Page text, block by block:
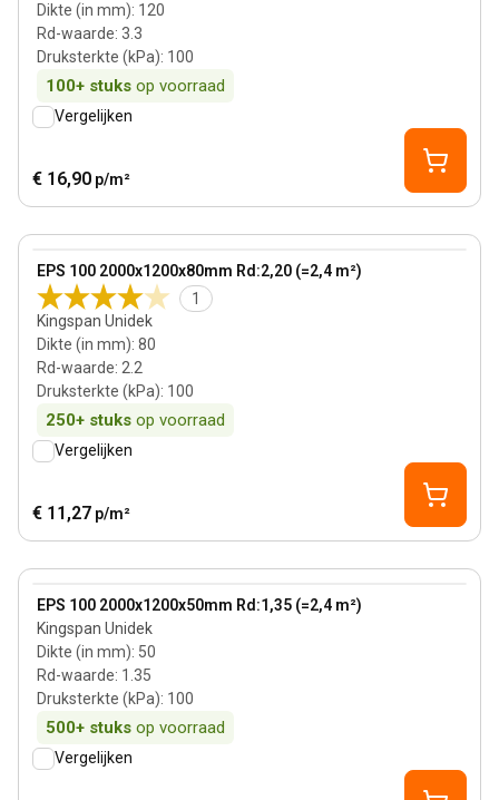
Dikte (in mm): 120
Rd-waarde: 3.3
Druksterkte (kPa): 100
100+ stuks op voorraad
Vergelijken
€ 16,90 p/m²
EPS 100 2000x1200x80mm Rd:2,20 (=2,4 m²)
1
Kingspan Unidek
Dikte (in mm): 80
Rd-waarde: 2.2
Druksterkte (kPa): 100
250+ stuks op voorraad
View product
Vergelijken
€ 11,27 p/m²
EPS 100 2000x1200x50mm Rd:1,35 (=2,4 m²)
Kingspan Unidek
Dikte (in mm): 50
Rd-waarde: 1.35
Druksterkte (kPa): 100
500+ stuks op voorraad
View product
Vergelijken